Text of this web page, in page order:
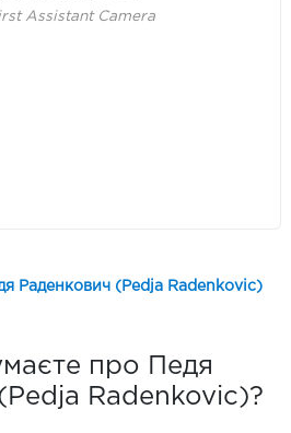
Assistant Camera
Раденкович (Pedja Radenkovic)
про Педя
Radenkovic)?